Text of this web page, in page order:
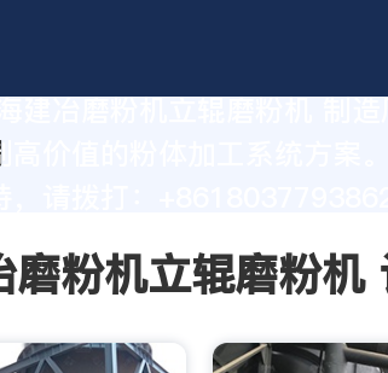
价值的粉体加工系统方案。
磨粉机立辊磨粉机